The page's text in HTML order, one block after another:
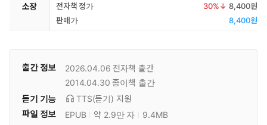
소장
전자책 정가
30%↓ 8,400원
판매가
8,400원
출간 정보 2026.04.06 전자책 출간
2014.04.30 종이책 출간
듣기 기능
TTS(듣기) 지원
파일 정보
EPUB 약 2.9만 자
9.4MB